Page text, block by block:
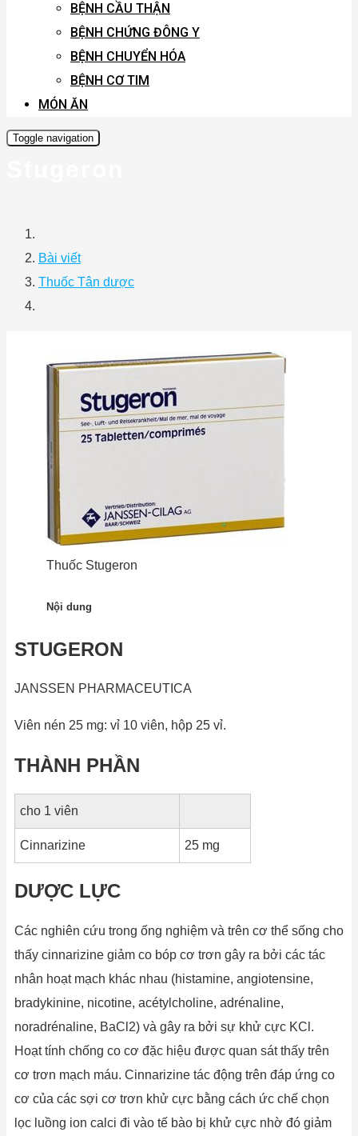
BỆNH CẦU THẬN
BỆNH CHỨNG ĐÔNG Y
BỆNH CHUYỂN HÓA
BỆNH CƠ TIM
MÓN ĂN
Toggle navigation
Bài viết
Thuốc Tân dược
Thuốc Stugeron
Nội dung
STUGERON
JANSSEN PHARMACEUTICA
Viên nén 25 mg: vỉ 10 viên, hộp 25 vỉ.
THÀNH PHẦN
cho 1 viên
Cinnarizine 25 mg
DƯỢC LỰC
Các nghiên cứu trong ống nghiệm và trên cơ thể sống cho
thấy cinnarizine giảm co bóp cơ trơn gây ra bởi các tác
nhân hoạt mạch khác nhau (histamine, angiotensine,
bradykinine, nicotine, acétylcholine, adrénaline,
noradrénaline, BaCl2) và gây ra bởi sự khử cực KCl.
Hoạt tính chống co cơ đặc hiệu được quan sát thấy trên
cơ trơn mạch máu. Cinnarizine tác động trên đáp ứng co
cơ của các sợi cơ trơn khử cực bằng cách ức chế chọn
lọc luồng ion calci đi vào tế bào bị khử cực nhờ đó giảm